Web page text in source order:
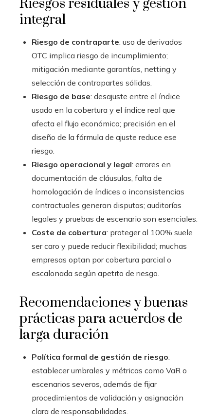
Riesgos residuales y gestión
integral
Riesgo de contraparte: uso de derivados
OTC implica riesgo de incumplimiento;
mitigación mediante garantías, netting y
selección de contrapartes sólidas.
Riesgo de base: desajuste entre el índice
usado en la cobertura y el índice real que
afecta el flujo económico; precisión en el
diseño de la fórmula de ajuste reduce ese
riesgo.
Riesgo operacional y legal: errores en
documentación de cláusulas, falta de
homologación de índices o inconsistencias
contractuales generan disputas; auditorías
legales y pruebas de escenario son esenciales.
Coste de cobertura: proteger al 100% suele
ser caro y puede reducir flexibilidad; muchas
empresas optan por cobertura parcial o
escalonada según apetito de riesgo.
Recomendaciones y buenas
prácticas para acuerdos de
larga duración
Política formal de gestión de riesgo:
establecer umbrales y métricas como VaR o
escenarios severos, además de fijar
procedimientos de validación y asignación
clara de responsabilidades.